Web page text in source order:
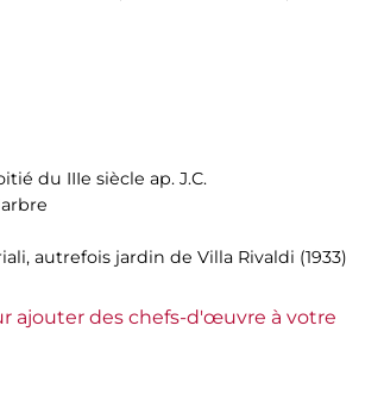
du IIIe siècle ap. J.C.
autrefois jardin de Villa Rivaldi (1933)
ajouter des chefs-d'œuvre à votre